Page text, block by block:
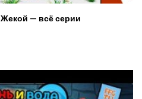
— всё серии